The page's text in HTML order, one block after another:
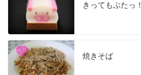
きってもぶたっ！
焼きそば